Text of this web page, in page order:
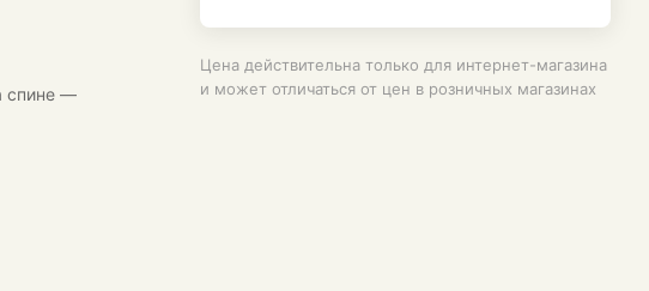
спине —
Цена действительна только для интернет-магазина
и может отличаться от цен в розничных магазинах